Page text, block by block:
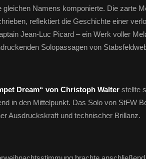
gleichen Namens komponierte. Die zarte
reflektiert die Geschichte einer
Jean-Luc Picard – ein Werk voller
Solopassagen von
Dream“ von Christoph Walter stellte
in den Mittelpunkt. Das Solo von StFW
Ausdruckskraft und technischer Brillanz.